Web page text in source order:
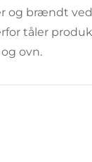
og brændt
tåler
ovn.